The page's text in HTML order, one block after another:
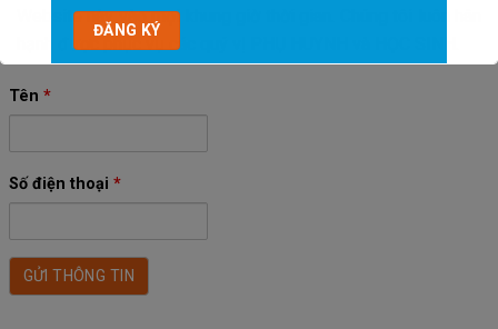
Website này vào mọi khung giờ thời gian. Chúng tôi luôn hân
hạnh được phục vụ các quý vị PHỤ HUYNH và HỌC SINH.
Tên *
Số điện thoại *